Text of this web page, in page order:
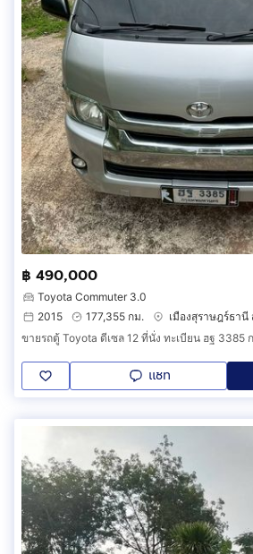
฿ 490,000
Toyota Commuter 3.0
2015
177,355 กม.
เมืองสุราษฎร์ธา
ขายรถตู้ Toyota ดีเซล 12 ที่นั่ง ทะเบียน ฮฐ 3385
แชท